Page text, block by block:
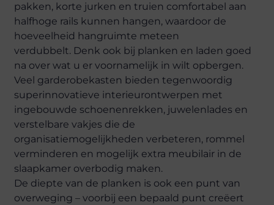
pakken, korte jurken en truien comfortabel aan
halfhoge rails kunnen hangen, waardoor de
hoeveelheid hangruimte meteen
verdubbelt. Denk ook bij planken en laden goed
na over wat u er voornamelijk in wilt opbergen.
Veel garderobekasten bieden tegenwoordig
superinnovatieve interieurontwerpen met
ingebouwde schoenenrekken, juwelenlades en
verstelbare vakjes die de
organisatiemogelijkheden verbeteren, rommel
verminderen en mogelijk extra meubilair in de
slaapkamer overbodig maken.
De diepte van de planken is ook een punt van
overweging – voorbij een bepaald punt creëert